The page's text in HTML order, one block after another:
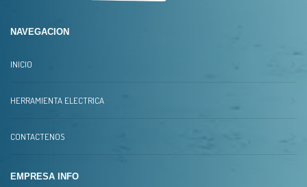
NAVEGACION
INICIO
HERRAMIENTA ELECTRICA
CONTACTENOS
EMPRESA INFO